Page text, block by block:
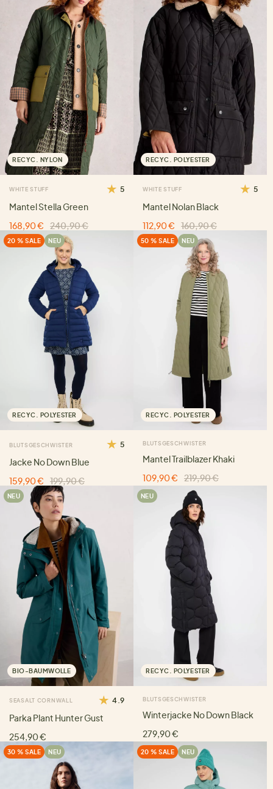
RECYC. NYLON
WHITE STUFF 5
Mantel Stella Green
168,90 €
240,90 €
RECYC. POLYESTER
WHITE STUFF 5
Mantel Nolan Black
112,90 €
160,90 €
20 % SALE NEU
RECYC. POLYESTER
BLUTSGESCHWISTER 5
Jacke No Down Blue
159,90 €
199,90 €
50 % SALE NEU
RECYC. POLYESTER
BLUTSGESCHWISTER
Mantel Trailblazer Khaki
109,90 €
219,90 €
NEU
BIO-BAUMWOLLE
SEASALT CORNWALL 4.9
Parka Plant Hunter Gust
254,90 €
NEU
RECYC. POLYESTER
BLUTSGESCHWISTER
Winterjacke No Down Black
279,90 €
30 % SALE NEU 20 % SALE NEU